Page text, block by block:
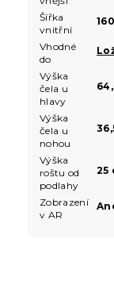
Šířka
vnitřní
Vhodné
do
Výška
čela u
hlavy
Výška
čela u
nohou
Výška
roštu od
podlahy
25
Zobrazení
v AR